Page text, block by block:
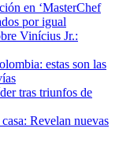
en ‘MasterChef
por igual
Vinícius Jr.:
estas son las
tras triunfos de
Revelan nuevas